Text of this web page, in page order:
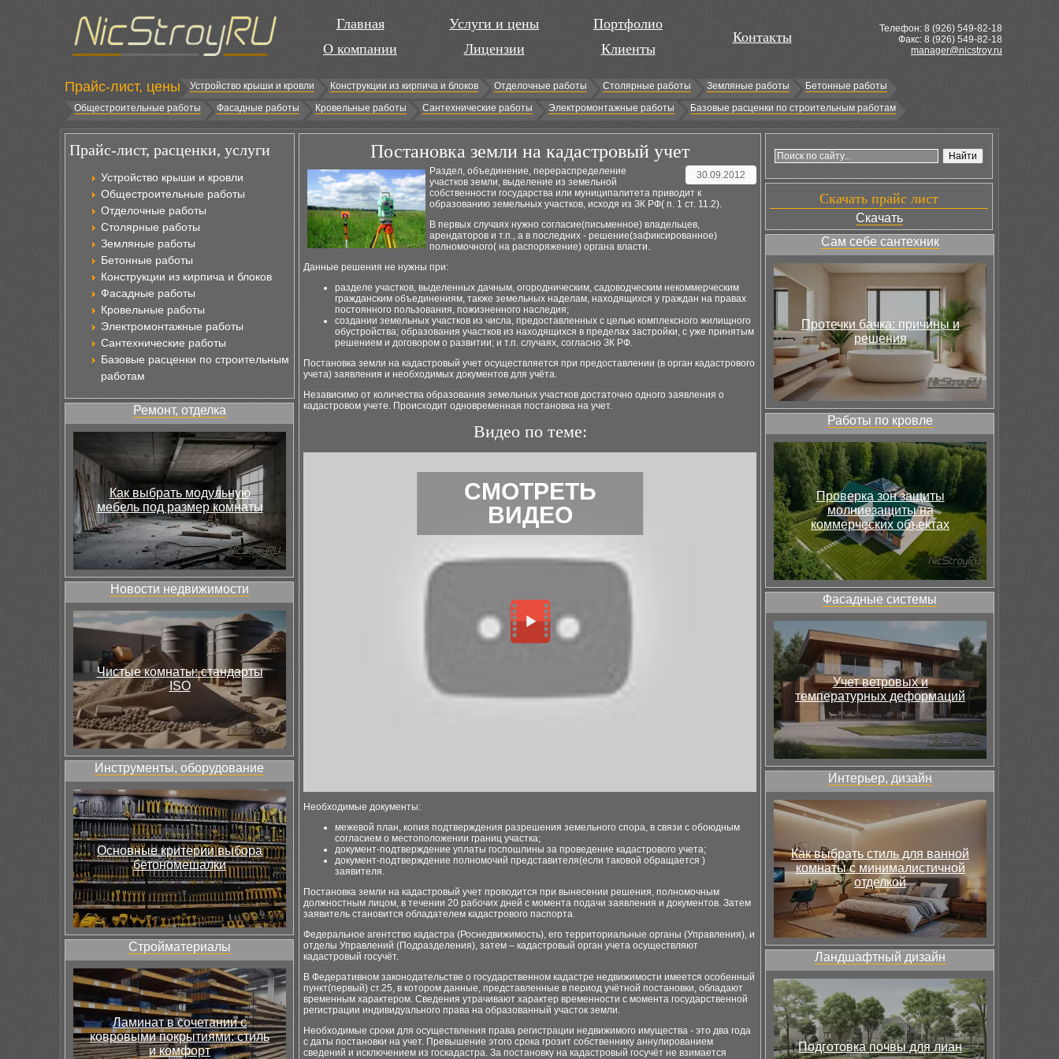
Главная
О компании
Услуги и цены
Лицензии
Портфолио
Клиенты
Контакты
Телефон: 8 (926) 549-82-18
Факс: 8 (926) 549-82-18
manager@nicstroy.ru
Прайс-лист, цены Устройство крыши и кровли Конструкции из кирпича и блоков Отделочные работы Столярные работы Земляные работы
Бетонные работы
Общестроительные работы
Фасадные работы Кровельные работы Сантехнические работы Электромонтажные работы Базовые расценки по строительным работам
Прайс-лист, расценки, услуги
Устройство крыши и кровли
Общестроительные работы
Отделочные работы
Столярные работы
Земляные работы
Бетонные работы
Конструкции из кирпича и блоков
Фасадные работы
Кровельные работы
Электромонтажные работы
Сантехнические работы
Базовые расценки по строительным
работам
Ремонт, отделка
Как выбрать модульную
мебель под размер комнаты
Новости недвижимости
Чистые комнаты: стандарты
ISO
Инструменты, оборудование
Основные критерии выбора
бетономешалки
Стройматериалы
Ламинат в сочетании с
ковровыми покрытиями: стиль
и комфорт
Постановка земли на кадастровый учет
30.09.2012
Раздел, объединение, перераспределение
участков земли, выделение из земельной
собственности государства или муниципалитета приводит к
образованию земельных участков, исходя из ЗК РФ( п. 1 ст. 11.2).
В первых случаях нужно согласие(письменное) владельцев,
арендаторов и т.п., а в последних - решение(зафиксированное)
полномочного( на распоряжение) органа власти.
Данные решения не нужны при:
разделе участков, выделенных дачным, огородническим, садоводческим некоммерческим
гражданским объединениям, также земельных наделам, находящихся у граждан на правах
постоянного пользования, пожизненного наследия;
создании земельных участков из числа, предоставленных с целью комплексного жилищного
обустройства; образования участков из находящихся в пределах застройки, с уже принятым
решением и договором о развитии; и т.п. случаях, согласно ЗК РФ.
Постановка земли на кадастровый учет осуществляется при предоставлении (в орган кадастрового
учета) заявления и необходимых документов для учёта.
Независимо от количества образования земельных участков достаточно одного заявления о
кадастровом учете. Происходит одновременная постановка на учет.
Видео по теме:
СМОТРЕТЬ
ВИДЕО
Необходимые документы:
межевой план, копия подтверждения разрешения земельного спора, в связи с обоюдным
согласием о местоположении границ участка;
документ-подтверждение уплаты госпошлины за проведение кадастрового учета;
документ-подтверждение полномочий представителя(если таковой обращается )
заявителя.
Постановка земли на кадастровый учет проводится при вынесении решения, полномочным
должностным лицом, в течении 20 рабочих дней с момента подачи заявления и документов. Затем
заявитель становится обладателем кадастрового паспорта.
Федеральное агентство кадастра (Роснедвижимость), его территориальные органы (Управления), и
отделы Управлений (Подразделения), затем – кадастровый орган учета осуществляют
кадастровый госучёт.
В Федеративном законодательстве о государственном кадастре недвижимости имеется особенный
пункт(первый) ст.25, в котором данные, представленные в период учётной постановки, обладают
временным характером. Сведения утрачивают характер временности с момента государственной
регистрации индивидуального права на образованный участок земли.
Необходимые сроки для осуществления права регистрации недвижимого имущества - это два года
с даты постановки на учет. Превышение этого срока грозит собственнику аннулированием
сведений и исключением из госкадастра. За постановку на кадастровый госучёт не взимается
Скачать прайс лист
Скачать
Сам себе сантехник
Протечки бачка: причины и
решения
Работы по кровле
Проверка зон защиты
молниезащиты на
коммерческих объектах
Фасадные системы
Учет ветровых и
температурных деформаций
Интерьер, дизайн
Как выбрать стиль для ванной
комнаты с минималистичной
отделкой
Ландшафтный дизайн
Подготовка почвы для лиан